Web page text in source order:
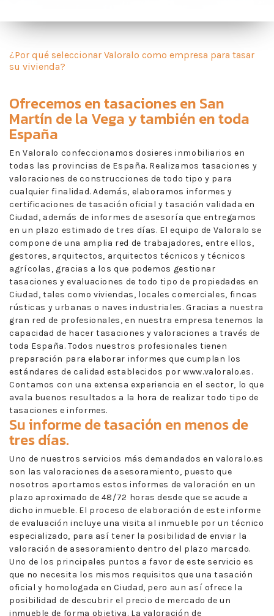
¿Por qué seleccionar Valoralo como empresa para tasar
su vivienda?
Ofrecemos entasaciones en San
Martín de la Vega y también en toda
España
En Valoralo confeccionamos dosieres inmobiliarios en
todas las provincias de España. Realizamos tasaciones y
valoraciones de construcciones de todo tipo y para
cualquier finalidad. Además, elaboramos informes y
certificaciones de tasación oficial y tasación validada en
Ciudad, además de informes de asesoría que entregamos
en un plazo estimado de tres días. El equipo de Valoralo se
compone de una amplia red de trabajadores, entre ellos,
gestores, arquitectos, arquitectos técnicos y técnicos
agrícolas, gracias a los que podemos gestionar
tasaciones y evaluaciones de todo tipo de propiedades en
Ciudad, tales como viviendas, locales comerciales, fincas
rústicas y urbanas o naves industriales. Gracias a nuestra
gran red de profesionales, en nuestra empresa tenemos la
capacidad de hacer tasaciones y valoraciones a través de
toda España. Todos nuestros profesionales tienen
preparación para elaborar informes que cumplan los
estándares de calidad establecidos por www.valoralo.es.
Contamos con una extensa experiencia en el sector, lo que
avala buenos resultados a la hora de realizar todo tipo de
tasaciones e informes.
Su informe de tasación en menos de
tres días.
Uno de nuestros servicios más demandados en valoralo.es
son las valoraciones de asesoramiento, puesto que
nosotros aportamos estos informes de valoración en un
plazo aproximado de 48/72 horas desde que se acude a
dicho inmueble. El proceso de elaboración de este informe
de evaluación incluye una visita al inmueble por un técnico
especializado, para así tener la posibilidad de enviar la
valoración de asesoramiento dentro del plazo marcado.
Uno de los principales puntos a favor de este servicio es
que no necesita los mismos requisitos que una tasación
oficial y homologada en Ciudad, pero aun así ofrece la
posibilidad de descubrir el precio de mercado de un
inmueble de forma objetiva. La valoración de